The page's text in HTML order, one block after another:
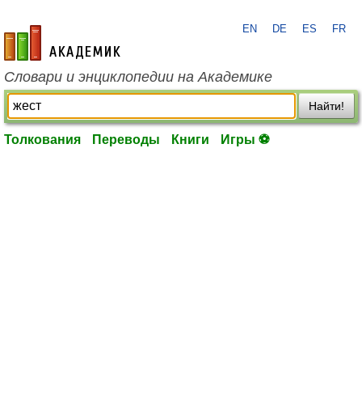
academic.ru
EN DE ES FR
Словари и энциклопедии на Академике
Найти!
Толкования Переводы Книги Игры ⚽